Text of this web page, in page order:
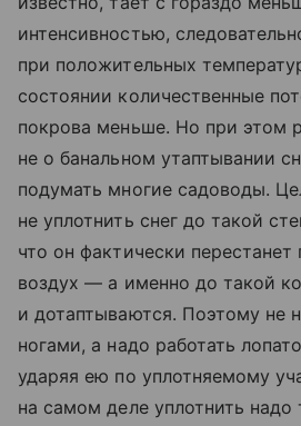
интенсивностью,
при положительных
состоянии количественные
покрова меньше. Но при этом
не о банальном утаптывании
подумать многие садоводы.
не уплотнить снег до такой
что он фактически перестанет
воздух — а именно до такой
и дотаптываются. Поэтому не
ногами, а надо работать
ударяя ею по уплотняемому
на самом деле уплотнить надо